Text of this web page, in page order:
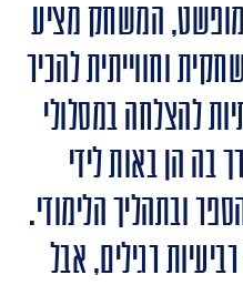
מופשט, המשחק מציע
וחווייתית להכיר
להצלחה במסלולי
בה הן באות לידי
ובתהליך הלימודי.
רגילים, אבל